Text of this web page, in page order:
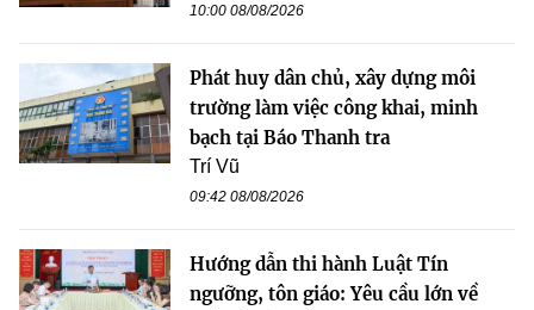
10:00 08/08/2026
Phát huy dân chủ, xây dựng môi
trường làm việc công khai, minh
bạch tại Báo Thanh tra
Trí Vũ
09:42 08/08/2026
Hướng dẫn thi hành Luật Tín
ngưỡng, tôn giáo: Yêu cầu lớn về